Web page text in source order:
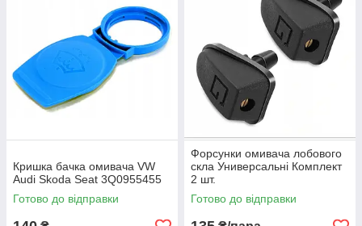
Кришка бачка омивача VW
Audi Skoda Seat 3Q0955455
Готово до відправки
Форсунки омивача лобового
скла Универсальні Комплект
2 шт.
Готово до відправки